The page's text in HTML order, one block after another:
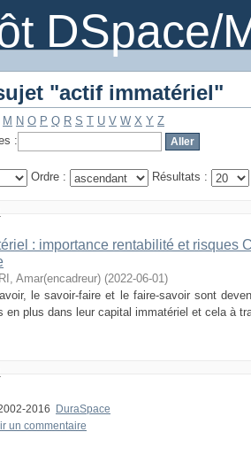
DSpace/
"actif immatériel"
M N O P Q R S T U V W X Y Z
:
Ordre : Résultats :
: importance rentabilité et risques
Amar(encadreur) (2022-06-01)
le savoir-faire et le faire-savoir sont
en plus dans leur capital immatériel et cela à
2016
DuraSpace
un commentaire